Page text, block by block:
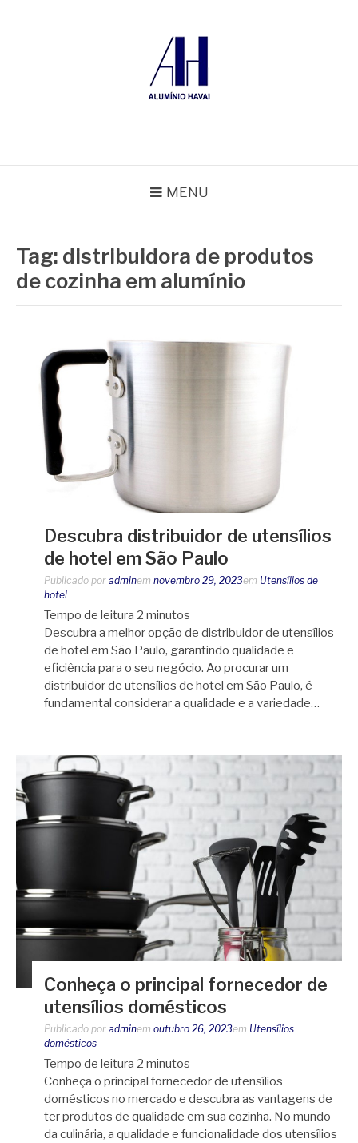
MENU
Tag: distribuidora de produtos
de cozinha em alumínio
Descubra distribuidor de utensílios
de hotel em São Paulo
Publicado por adminem novembro 29, 2023em Utensílios de
hotel
Tempo de leitura 2 minutos
Descubra a melhor opção de distribuidor de utensílios
de hotel em São Paulo, garantindo qualidade e
eficiência para o seu negócio. Ao procurar um
distribuidor de utensílios de hotel em São Paulo, é
fundamental considerar a qualidade e a variedade…
Conheça o principal fornecedor de
utensílios domésticos
Publicado por adminem outubro 26, 2023em Utensílios
domésticos
Tempo de leitura 2 minutos
Conheça o principal fornecedor de utensílios
domésticos no mercado e descubra as vantagens de
ter produtos de qualidade em sua cozinha. No mundo
da culinária, a qualidade e funcionalidade dos utensílios